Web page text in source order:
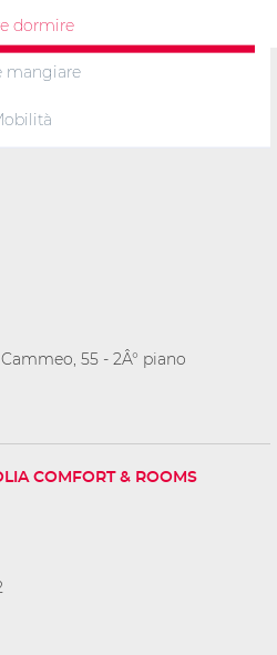
dormire
mangiare
55 - 2Â° piano
COMFORT & ROOMS